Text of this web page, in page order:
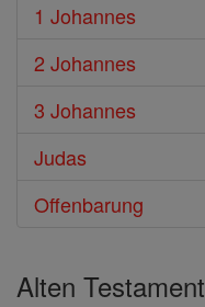
1 Johannes
2 Johannes
3 Johannes
Judas
Offenbarung
Alten Testament